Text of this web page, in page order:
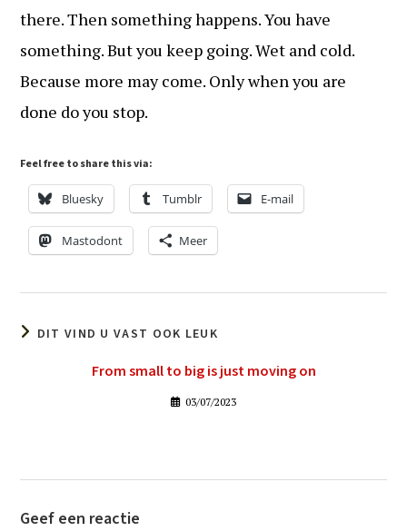
there. Then something happens. You have
something. But you keep going. Wet and cold.
Because more may come. Only when you are
done do you stop.
Feel free to share this via:
Bluesky Tumblr E-mail
Mastodont Meer
DIT VIND U VAST OOK LEUK
From small to big is just moving on
03/07/2023
Geef een reactie